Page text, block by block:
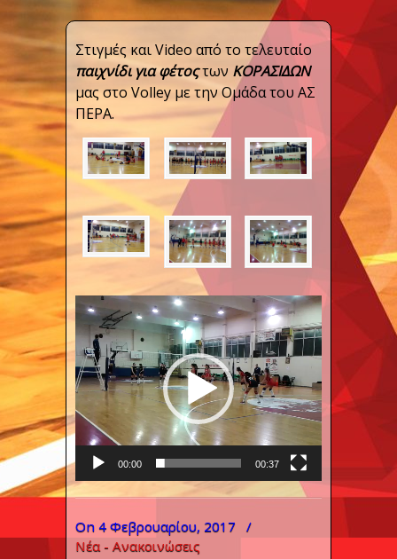
Στιγμές και Video από το τελευταίο
παιχνίδι για φέτοςτων ΚΟΡΑΣΙΔΩΝ
μας στο Volley με την Ομάδα του ΑΣ
ΠΕΡΑ.
Πρόγραμμα
Αναπαραγωγής
Βίντεο
00:00 00:37
On 4 Φεβρουαρίου, 2017
/
Νέα - Ανακοινώσεις